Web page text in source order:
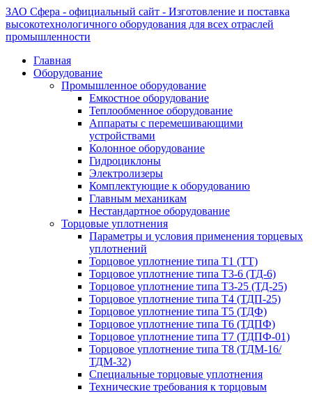
ЗАО Сфера - официальный сайт - Изготовление и поставка
высокотехнологичного оборудования для всех отраслей
промышленности
Главная
Оборудование
Промышленное оборудование
Емкостное оборудование
Теплообменное оборудование
Аппараты с перемешивающими
устройствами
Колонное оборудование
Гидроциклоны
Электролизеры
Комплектующие к оборудованию
Главным механикам
Нестандартное оборудование
Торцовые уплотнения
Параметры и условия применения торцевых
уплотнений
Торцовое уплотнение типа Т1 (ТТ)
Торцовое уплотнение типа Т3-6 (ТД-6)
Торцовое уплотнение типа Т3-25 (ТД-25)
Торцовое уплотнение типа Т4 (ТДП-25)
Торцовое уплотнение типа Т5 (ТДФ)
Торцовое уплотнение типа Т6 (ТДПФ)
Торцовое уплотнение типа Т7 (ТДПФ-01)
Торцовое уплотнение типа Т8 (ТДМ-16/
ТДМ-32)
Специальные торцовые уплотнения
Технические требования к торцовым